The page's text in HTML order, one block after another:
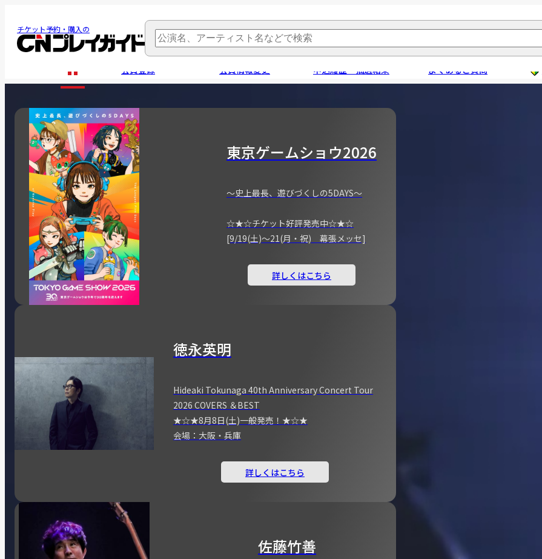
チケット予約・購入の
会員登録 会員情報変更 申込履歴・抽選結果 よくあるご質問
東京ゲームショウ2026
～史上最長、遊びづくしの5DAYS～
☆★☆チケット好評発売中☆★☆
[9/19(土)～21(月・祝) 幕張メッセ]
詳しくはこちら
徳永英明
Hideaki Tokunaga 40th Anniversary Concert Tour
2026 COVERS ＆BEST
★☆★8月8日(土)一般発売！★☆★
会場：大阪・兵庫
詳しくはこちら
佐藤竹善